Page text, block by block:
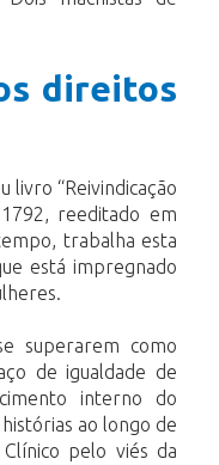
direitos
livro “Reivindicação
reeditado em
trabalha esta
está impregnado
superarem como
de igualdade de
interno do
ao longo de
pelo viés da